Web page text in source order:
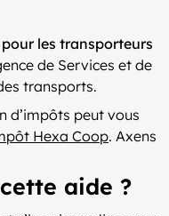
les transporteurs
de Services et de
transports.
d’impôts peut vous
Hexa Coop. Axens
aide ?